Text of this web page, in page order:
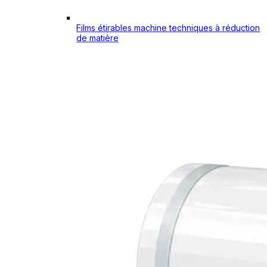
Films étirables machine techniques à réduction
de matière